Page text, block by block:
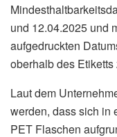
und 12.04.2025 und
aufgedruckten
oberhalb des Etiketts
Laut dem
werden, dass sich in
PET Flaschen